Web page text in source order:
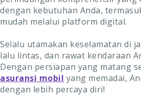
dengan kebutuhan Anda,
mudah melalui platform digital.
Selalu utamakan keselamatan di
lalu lintas, dan rawat kendaraan
Dengan persiapan yang matang
asuransi mobil yang memadai,
dengan lebih percaya diri!